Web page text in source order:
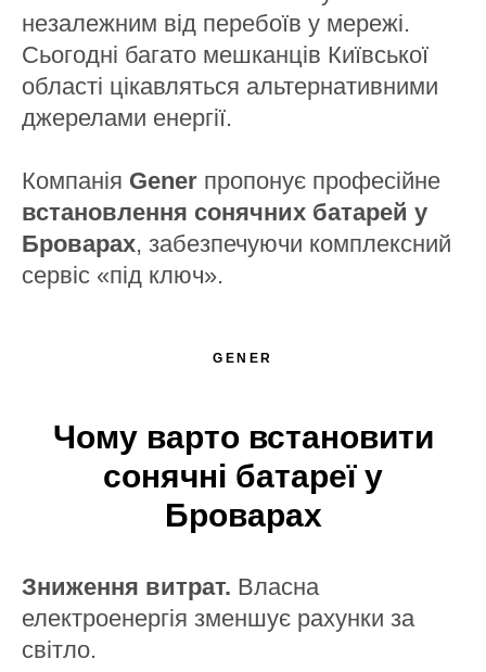
незалежним від перебоїв у мережі.
Сьогодні багато мешканців Київської
області цікавляться альтернативними
джерелами енергії.
Компанія Gener пропонує професійне
встановлення сонячних батарей у
Броварах, забезпечуючи комплексний
сервіс «під ключ».
GENER
Чому варто встановити
сонячні батареї у
Броварах
Зниження витрат. Власна
електроенергія зменшує рахунки за
світло.
Надіслати